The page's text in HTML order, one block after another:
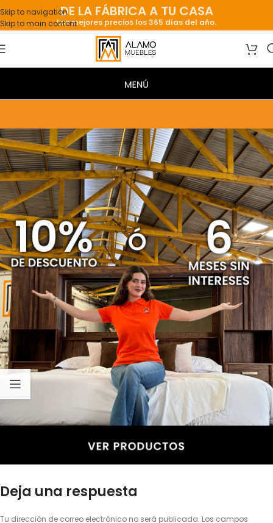
Skip to navigation
Skip to main content
DE LA FÁBRICA A TU CASA
Los mejores precios los 365 días del año.
Deja una respuesta
Tu dirección de correo electrónico no será publicada. Los campos